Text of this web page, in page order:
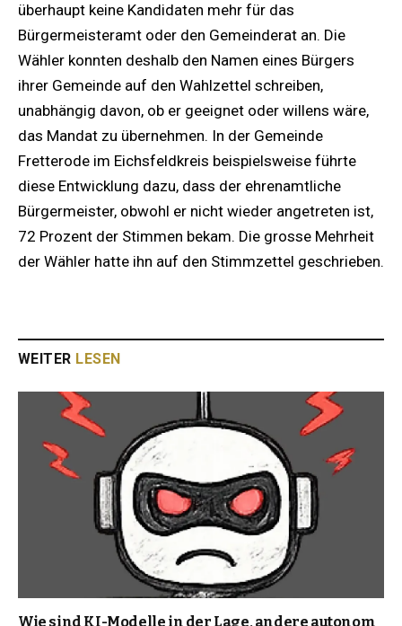
überhaupt keine Kandidaten mehr für das
Bürgermeisteramt oder den Gemeinderat an. Die
Wähler konnten deshalb den Namen eines Bürgers
ihrer Gemeinde auf den Wahlzettel schreiben,
unabhängig davon, ob er geeignet oder willens wäre,
das Mandat zu übernehmen. In der Gemeinde
Fretterode im Eichsfeldkreis beispielsweise führte
diese Entwicklung dazu, dass der ehrenamtliche
Bürgermeister, obwohl er nicht wieder angetreten ist,
72 Prozent der Stimmen bekam. Die grosse Mehrheit
der Wähler hatte ihn auf den Stimmzettel geschrieben.
WEITER LESEN
Wie sind KI-Modelle in der Lage, andere autonom